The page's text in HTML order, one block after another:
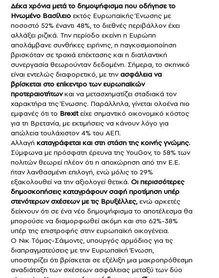
Δέκα χρόνια μετά το δημοψήφισμα που οδήγησε το
Ηνωμένο Βασίλειο εκτός Ευρωπαϊκής Ένωσης με
ποσοστό 52% έναντι 48%, το διεθνές περιβάλλον έχει
αλλάξει ριζικά. Την περίοδο εκείνη η Ευρώπη
απολάμβανε συνθήκες ειρήνης, η παγκοσμιοποίηση
βρισκόταν σε τροχιά επέκτασης και η διατλαντική
συνεργασία θεωρούνταν δεδομένη. Σήμερα, το σκηνικό
είναι εντελώς διαφορετικό, με τηνασφάλεια να
βρίσκεται στο επίκεντρο των ευρωπαϊκών
προτεραιοτήτωνκαι να μετασχηματίζει σταδιακά τον
χαρακτήρα της Ένωσης. Παράλληλα, γίνεται ολοένα πιο
εμφανές ότι το Brexit είχε σημαντικό οικονομικό κόστος
για τη Βρετανία, με εκτιμήσεις να κάνουν λόγο για
απώλεια τουλάχιστον 4% του ΑΕΠ.
Αλλαγή καταγράφεται και στη στάση της κοινής γνώμης.
Σύμφωνα με πρόσφατη έρευνα της YouGov, το 58% των
πολιτών θεωρεί πλέον ότι η αποχώρηση από την Ε.Ε.
ήταν λανθασμένη επιλογή, ενώ μόλις το 29%
εξακολουθεί να την αξιολογεί θετικά. Οι περισσότερες
δημοσκοπήσεις καταγράφουν σαφή προτίμηση υπέρ
στενότερων σχέσεων με τις Βρυξέλλες,ενώ αρκετές
δείχνουν ότι σε ένα νέο δημοψήφισμα το αποτέλεσμα θα
μπορούσε να διαμορφωθεί ακόμη και στο 62%-38%
υπέρ της επιστροφής στην ευρωπαϊκή οικογένεια.
Ο Νικ Τόμας-Σάιμοντς, υπουργός αρμόδιος για τις
διαπραγματεύσεις με την Ευρωπαϊκή Ένωση,
υποστηρίζει ότι βρίσκεται σε εξέλιξη μια μακροπρόθεσμη
αναδιάταξη των σχέσεων ασφάλειας μεταξύ των δύο